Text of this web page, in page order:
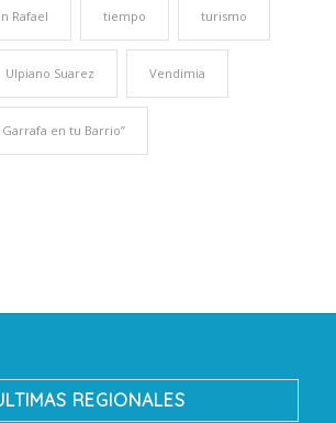
Rafael tiempo turismo
Ulpiano Suarez Vendimia
Garrafa en tu Barrio”
REGIONALES